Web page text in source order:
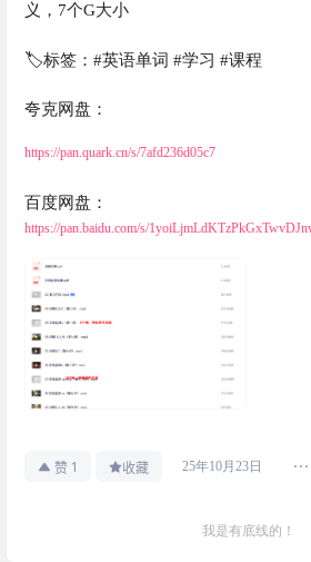
义，7个G大小
🏷标签：#英语单词 #学习 #课程
夸克网盘：
https://pan.quark.cn/s/7afd236d05c7
百度网盘：
https://pan.baidu.com/s/
赞 1 收藏 25年10月23日
我是有底线的！